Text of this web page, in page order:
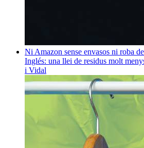
Ni Amazon sense envasos ni roba
Inglés: una llei de residus molt
i Vidal